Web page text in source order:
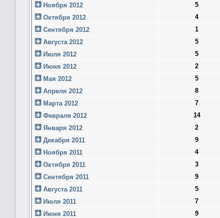
Ноября 2012
5
Октября 2012
4
Сентября 2012
1
Августа 2012
5
Июля 2012
5
Июня 2012
2
Мая 2012
5
Апреля 2012
8
Марта 2012
7
Февраля 2012
14
Января 2012
2
Декабря 2011
9
Ноября 2011
4
Октября 2011
3
Сентября 2011
9
Августа 2011
5
Июля 2011
7
Июня 2011
9